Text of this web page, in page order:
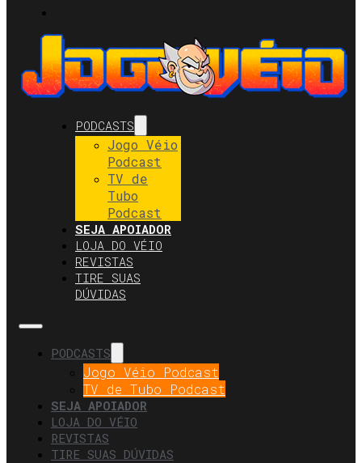
PODCASTS
Jogo Véio
Podcast
TV de
Tubo
Podcast
SEJA APOIADOR
LOJA DO VÉIO
REVISTAS
TIRE SUAS
DÚVIDAS
PODCASTS
Jogo Véio Podcast
TV de Tubo Podcast
SEJA APOIADOR
LOJA DO VÉIO
REVISTAS
TIRE SUAS DÚVIDAS